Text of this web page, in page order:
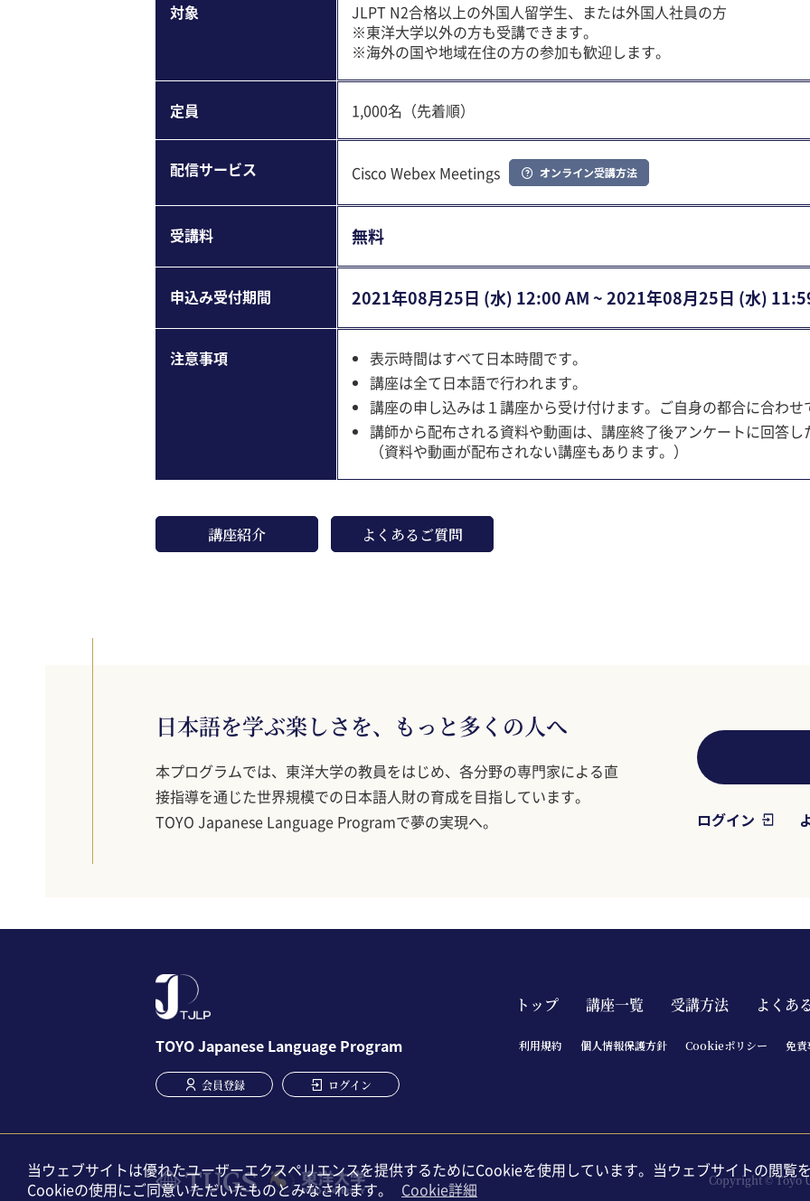
対象
JLPT N2合格以上の外国人留学生、または外国人社員の方
※東洋大学以外の方も受講できます。
※海外の国や地域在住の方の参加も歓迎します。
定員 1,000名（先着順）
配信サービス Cisco Webex Meetings オンライン受講方法
受講料 無料
申込み受付期間 2021年08⽉25⽇ (水) 12:00 AM ~ 2021年08⽉25⽇ (水)
注意事項
表示時間はすべて日本時間です。
講座は全て日本語で行われます。
講座の申し込みは１講座から受け付けます。ご自身の都合に合わ
講師から配布される資料や動画は、講座終了後アンケートに回答
（資料や動画が配布されない講座もあります。）
講座紹介 よくあるご質問
日本語を学ぶ楽しさを、もっと多くの人へ
本プログラムでは、東洋大学の教員をはじめ、各分野の専門家による直
接指導を通じた世界規模での日本語人財の育成を目指しています。
TOYO Japanese Language Programで夢の実現へ。
ログイン
TOYO Japanese Language Program
User account menu
会員登録 ログイン
Main navigation footer
トップ 講座一覧 受講方法 よくあ
利⽤規約 個⼈情報保護⽅針 Cookieポリシー 免
Copyright © Toyo
当ウェブサイトは優れたユーザーエクスペリエンスを提供するためにCookieを使用しています。当ウェブサイトの閲覧
Cookieの使用にご同意いただいたものとみなされます。
Cookie詳細